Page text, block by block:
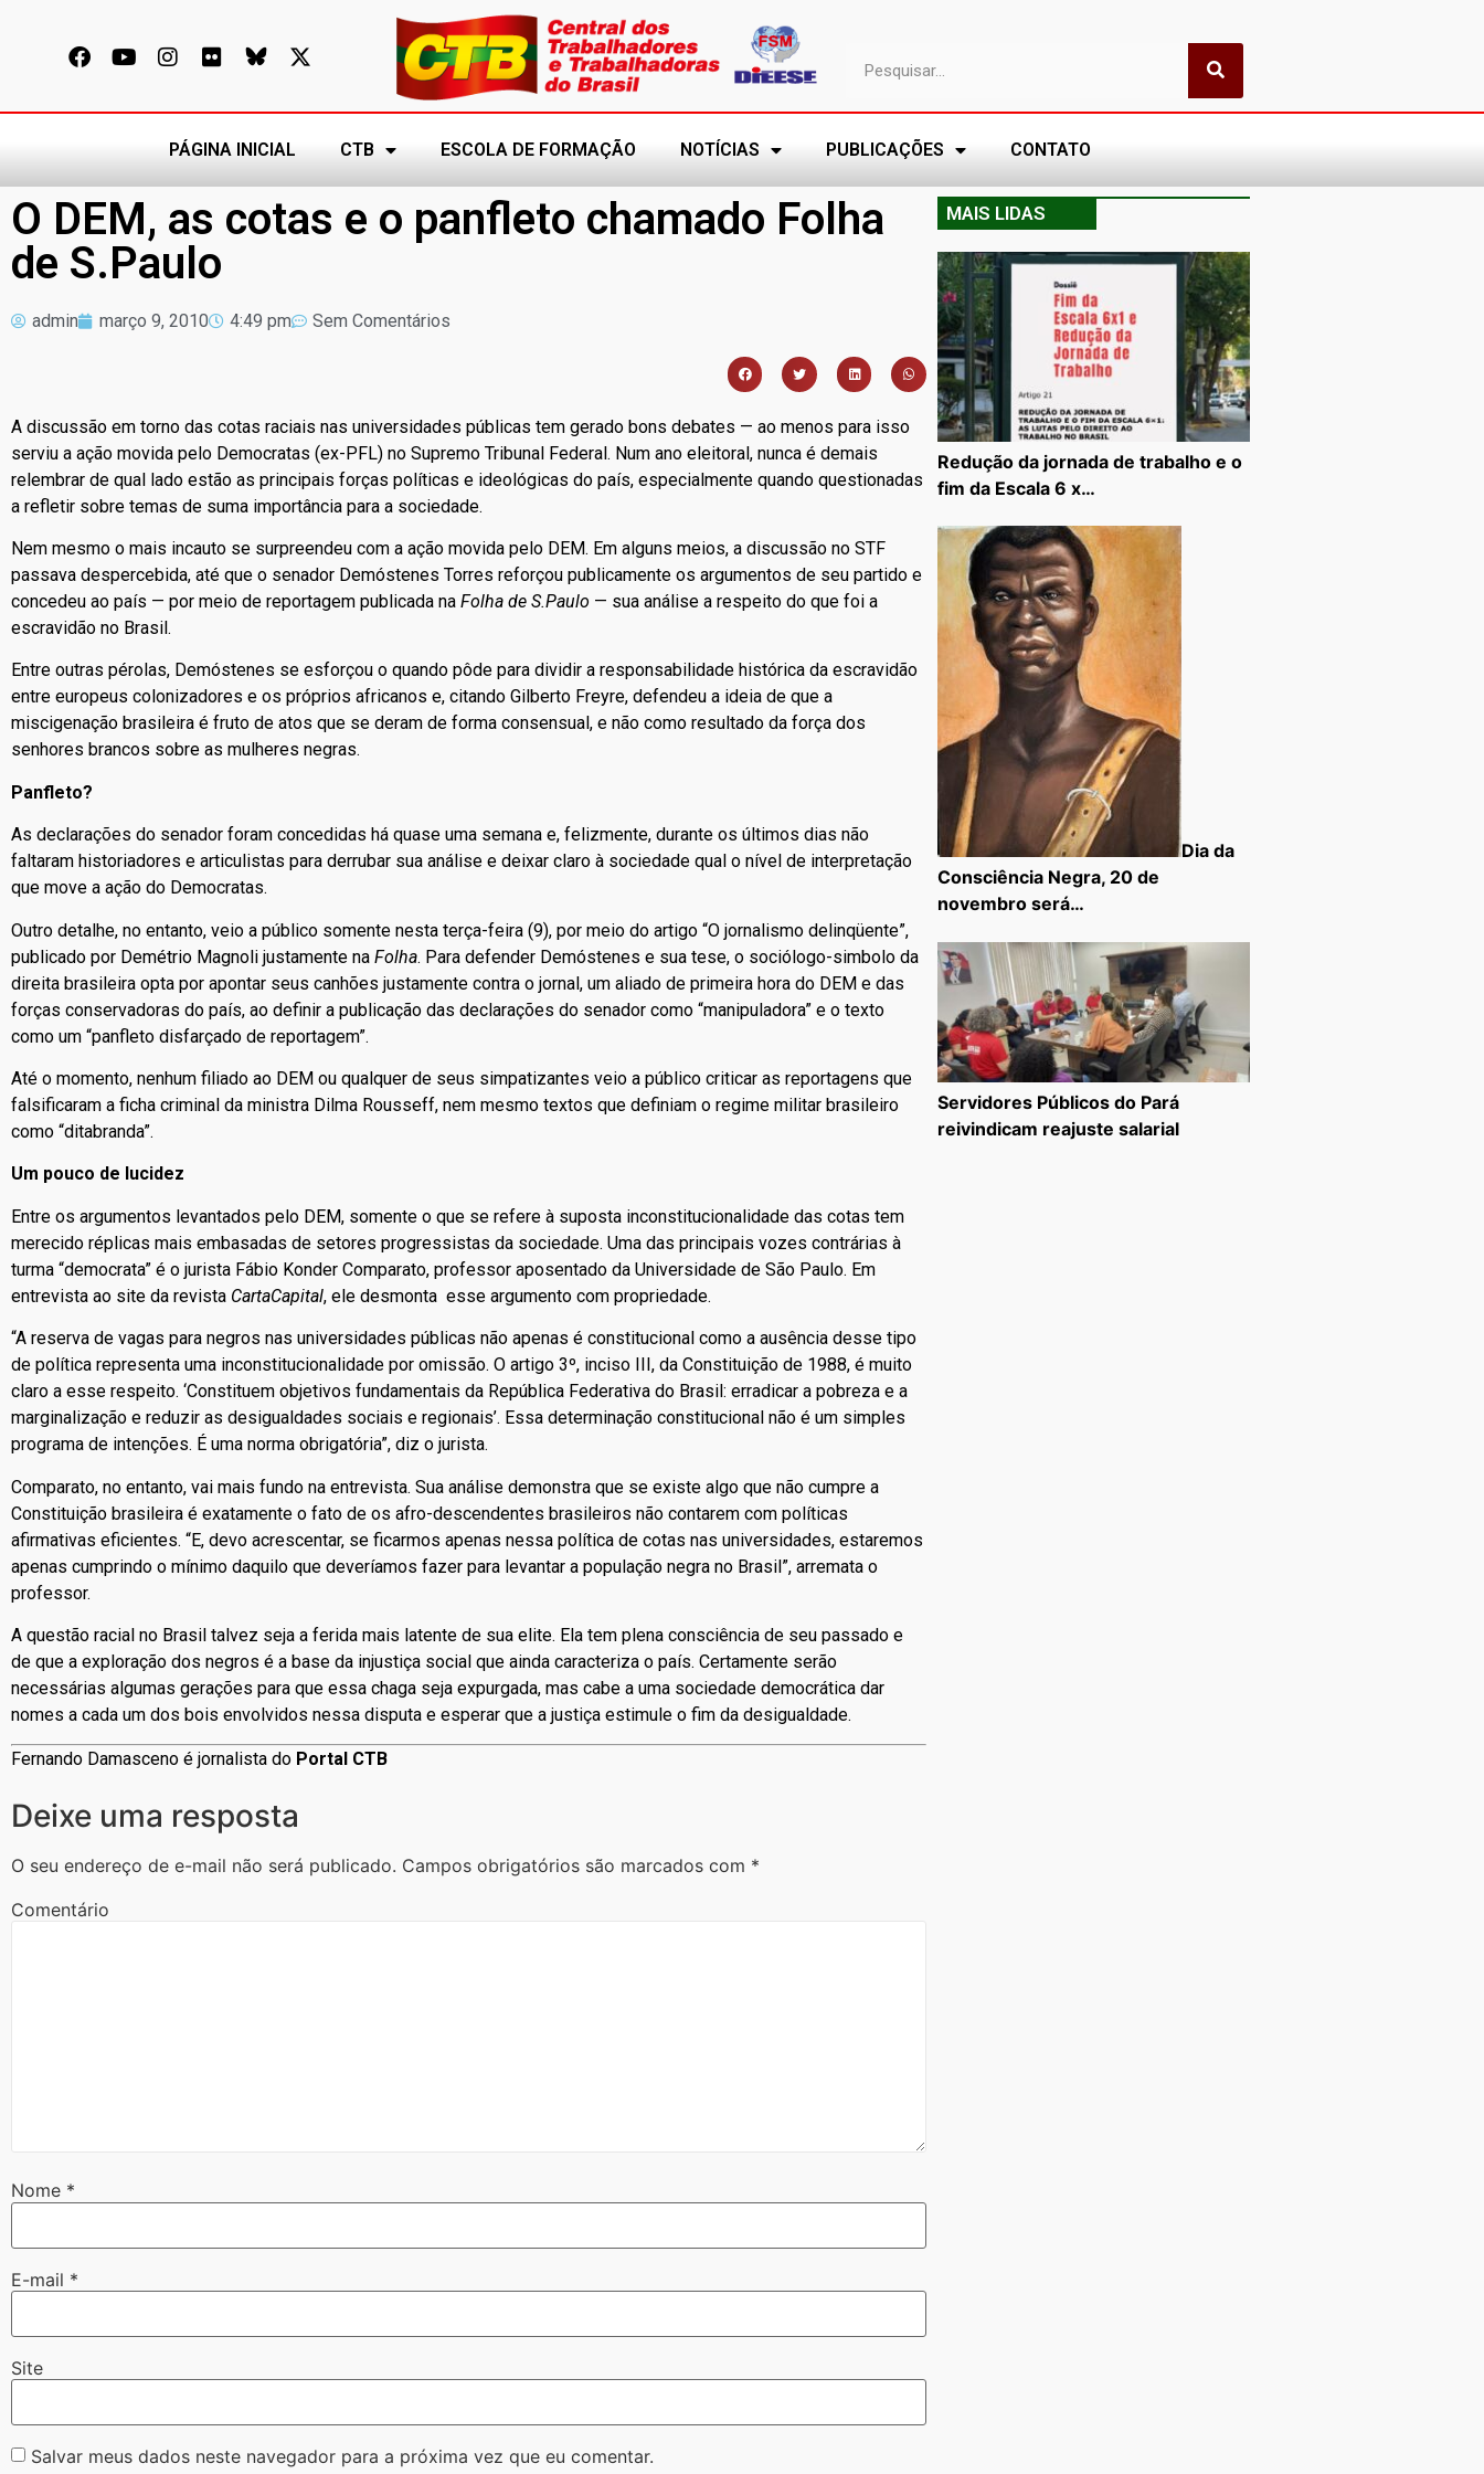
PÁGINA INICIAL CTB ESCOLA DE FORMAÇÃO NOTÍCIAS PUBLICAÇÕES CONTATO
O DEM, as cotas e o panfleto chamado Folha
de S.Paulo
admin março 9, 2010 4:49 pm Sem Comentários
A discussão em torno das cotas raciais nas universidades públicas tem gerado bons debates — ao menos para isso
serviu a ação movida pelo Democratas (ex-PFL) no Supremo Tribunal Federal. Num ano eleitoral, nunca é demais
relembrar de qual lado estão as principais forças políticas e ideológicas do país, especialmente quando questionadas
a refletir sobre temas de suma importância para a sociedade.
Nem mesmo o mais incauto se surpreendeu com a ação movida pelo DEM. Em alguns meios, a discussão no STF
passava despercebida, até que o senador Demóstenes Torres reforçou publicamente os argumentos de seu partido e
concedeu ao país — por meio de reportagem publicada na Folha de S.Paulo — sua análise a respeito do que foi a
escravidão no Brasil.
Entre outras pérolas, Demóstenes se esforçou o quando pôde para dividir a responsabilidade histórica da escravidão
entre europeus colonizadores e os próprios africanos e, citando Gilberto Freyre, defendeu a ideia de que a
miscigenação brasileira é fruto de atos que se deram de forma consensual, e não como resultado da força dos
senhores brancos sobre as mulheres negras.
Panfleto?
As declarações do senador foram concedidas há quase uma semana e, felizmente, durante os últimos dias não
faltaram historiadores e articulistas para derrubar sua análise e deixar claro à sociedade qual o nível de interpretação
que move a ação do Democratas.
Outro detalhe, no entanto, veio a público somente nesta terça-feira (9), por meio do artigo “O jornalismo delinqüente”,
publicado por Demétrio Magnoli justamente na Folha. Para defender Demóstenes e sua tese, o sociólogo-simbolo da
direita brasileira opta por apontar seus canhões justamente contra o jornal, um aliado de primeira hora do DEM e das
forças conservadoras do país, ao definir a publicação das declarações do senador como “manipuladora” e o texto
como um “panfleto disfarçado de reportagem”.
Até o momento, nenhum filiado ao DEM ou qualquer de seus simpatizantes veio a público criticar as reportagens que
falsificaram a ficha criminal da ministra Dilma Rousseff, nem mesmo textos que definiam o regime militar brasileiro
como “ditabranda”.
Um pouco de lucidez
Entre os argumentos levantados pelo DEM, somente o que se refere à suposta inconstitucionalidade das cotas tem
merecido réplicas mais embasadas de setores progressistas da sociedade. Uma das principais vozes contrárias à
turma “democrata” é o jurista Fábio Konder Comparato, professor aposentado da Universidade de São Paulo. Em
entrevista ao site da revista CartaCapital, ele desmonta esse argumento com propriedade.
“A reserva de vagas para negros nas universidades públicas não apenas é constitucional como a ausência desse tipo
de política representa uma inconstitucionalidade por omissão. O artigo 3º, inciso III, da Constituição de 1988, é muito
claro a esse respeito. ‘Constituem objetivos fundamentais da República Federativa do Brasil: erradicar a pobreza e a
marginalização e reduzir as desigualdades sociais e regionais’. Essa determinação constitucional não é um simples
programa de intenções. É uma norma obrigatória”, diz o jurista.
Comparato, no entanto, vai mais fundo na entrevista. Sua análise demonstra que se existe algo que não cumpre a
Constituição brasileira é exatamente o fato de os afro-descendentes brasileiros não contarem com políticas
afirmativas eficientes. “E, devo acrescentar, se ficarmos apenas nessa política de cotas nas universidades, estaremos
apenas cumprindo o mínimo daquilo que deveríamos fazer para levantar a população negra no Brasil”, arremata o
professor.
A questão racial no Brasil talvez seja a ferida mais latente de sua elite. Ela tem plena consciência de seu passado e
de que a exploração dos negros é a base da injustiça social que ainda caracteriza o país. Certamente serão
necessárias algumas gerações para que essa chaga seja expurgada, mas cabe a uma sociedade democrática dar
nomes a cada um dos bois envolvidos nessa disputa e esperar que a justiça estimule o fim da desigualdade.
Fernando Damasceno é jornalista do Portal CTB
Deixe uma resposta
O seu endereço de e-mail não será publicado. Campos obrigatórios são marcados com *
Comentário
Nome *
E-mail *
Site
Salvar meus dados neste navegador para a próxima vez que eu comentar.
MAIS LIDAS
Redução da jornada de trabalho e o
fim da Escala 6 x…
Dia da
Consciência Negra, 20 de
novembro será…
Servidores Públicos do Pará
reivindicam reajuste salarial